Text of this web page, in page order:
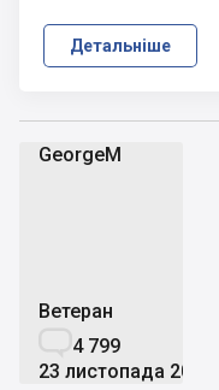
GeorgeM
Ветеран
4 799
23 листопада 2012
Детальніше